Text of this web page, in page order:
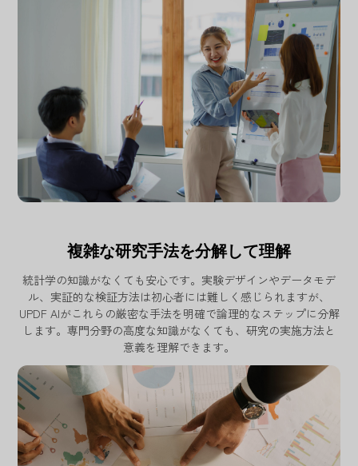
複雑な研究手法を分解して理解
統計学の知識がなくても安心です。実験デザインやデータモデ
ル、実証的な検証方法は初心者には難しく感じられますが、
UPDF AIがこれらの厳密な手法を明確で論理的なステップに分解
します。専門分野の高度な知識がなくても、研究の実施方法と
意義を理解できます。